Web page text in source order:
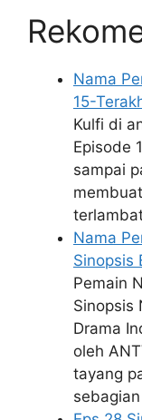
Nama
15-
Kulfi di
Episode
sampai
Nama
Sinopsis
Pemain
Sinopsis
Drama
oleh
tayang